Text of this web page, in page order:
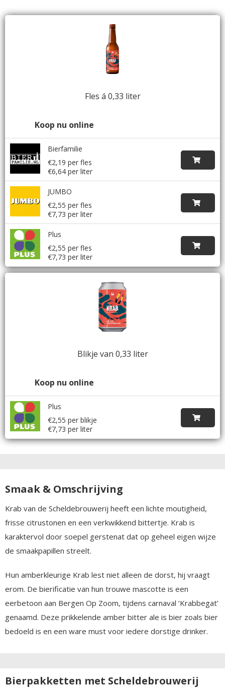
Fles á 0,33 liter
Koop nu online
Bierfamilie
€2,19 per fles
€6,64 per liter
JUMBO
€2,55 per fles
€7,73 per liter
Plus
€2,55 per fles
€7,73 per liter
Blikje van 0,33 liter
Koop nu online
Plus
€2,55 per blikje
€7,73 per liter
Smaak & Omschrijving
Krab van de Scheldebrouwerij heeft een lichte moutigheid,
frisse citrustonen en een verkwikkend bittertje. Krab is
karaktervol door soepel gerstenat dat op geheel eigen wijze
de smaakpapillen streelt.
Hun amberkleurige Krab lest niet alleen de dorst, hij vraagt
erom. De bierificatie van hun trouwe mascotte is een
eerbetoon aan Bergen Op Zoom, tijdens carnaval ‘Krabbegat’
genaamd. Deze prikkelende amber bitter ale is bier zoals bier
bedoeld is en een ware must voor iedere dorstige drinker.
Bierpakketten met Scheldebrouwerij